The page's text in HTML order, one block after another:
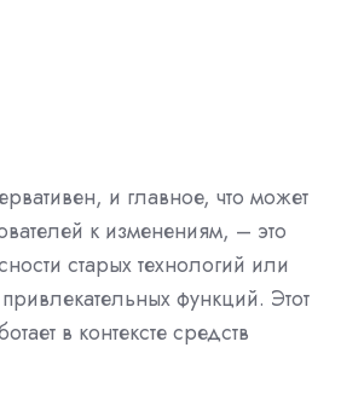
и главное, что может
к изменениям, – это
старых технологий или
функций. Этот
в контексте средств